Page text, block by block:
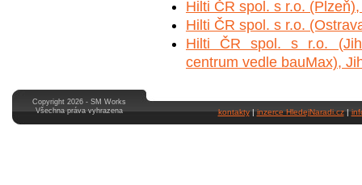
Hilti ČR spol. s r.o.
Hilti ČR spol. s r.o.
Hilti ČR spol. s r.o.
centrum vedle bauMax),
Copyright 2026 - SM Works
Všechna práva vyhrazena
kontakty|inzerce HledejNaradi.cz|